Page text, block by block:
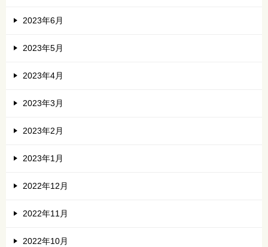
2023年6月
2023年5月
2023年4月
2023年3月
2023年2月
2023年1月
2022年12月
2022年11月
2022年10月